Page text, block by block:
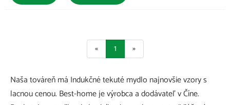
« 1 »
Naša továreň má Indukčné tekuté mydlo najnovšie vzory s
lacnou cenou. Best-home je výrobca a dodávateľ v Číne.